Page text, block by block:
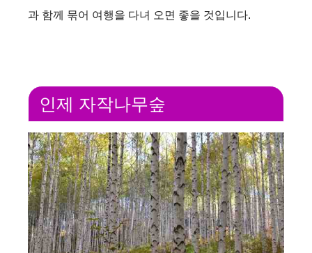
과 함께 묶어 여행을 다녀 오면 좋을 것입니다.
인제 자작나무숲